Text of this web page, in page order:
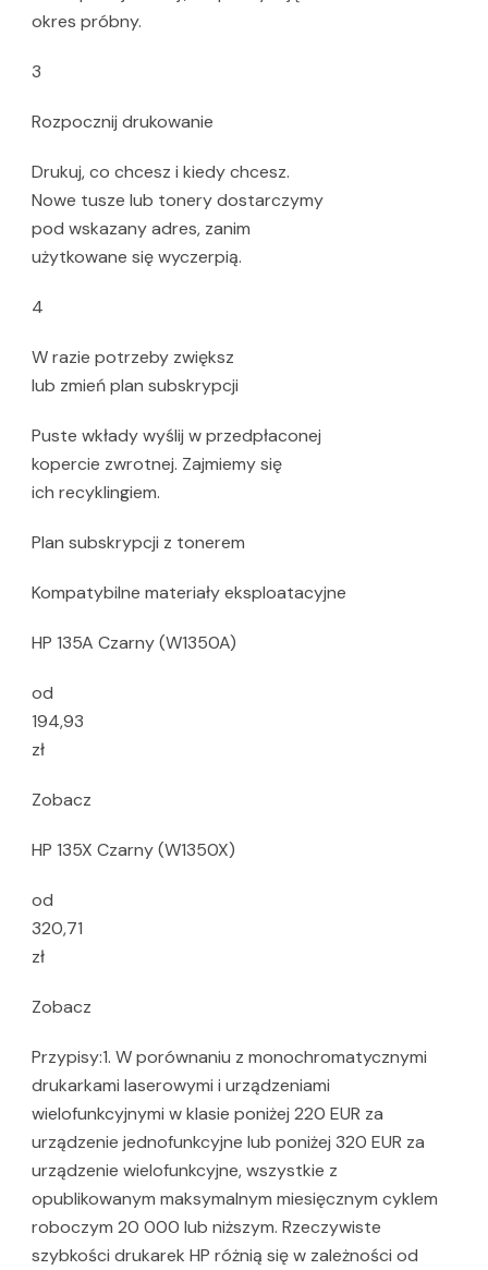
okres próbny.
3
Rozpocznij drukowanie
Drukuj, co chcesz i kiedy chcesz.
Nowe tusze lub tonery dostarczymy
pod wskazany adres, zanim
użytkowane się wyczerpią.
4
W razie potrzeby zwiększ
lub zmień plan subskrypcji
Puste wkłady wyślij w przedpłaconej
kopercie zwrotnej. Zajmiemy się
ich recyklingiem.
Plan subskrypcji z tonerem
Kompatybilne materiały eksploatacyjne
HP 135A Czarny (W1350A)
od
194,93
zł
Zobacz
HP 135X Czarny (W1350X)
od
320,71
zł
Zobacz
Przypisy:1. W porównaniu z monochromatycznymi
drukarkami laserowymi i urządzeniami
wielofunkcyjnymi w klasie poniżej 220 EUR za
urządzenie jednofunkcyjne lub poniżej 320 EUR za
urządzenie wielofunkcyjne, wszystkie z
opublikowanym maksymalnym miesięcznym cyklem
roboczym 20 000 lub niższym. Rzeczywiste
szybkości drukarek HP różnią się w zależności od